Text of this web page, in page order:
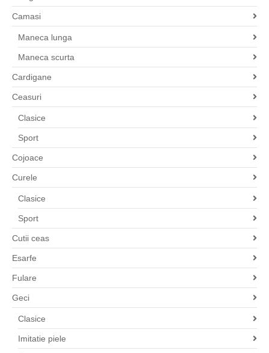
Camasi
Maneca lunga
Maneca scurta
Cardigane
Ceasuri
Clasice
Sport
Cojoace
Curele
Clasice
Sport
Cutii ceas
Esarfe
Fulare
Geci
Clasice
Imitatie piele